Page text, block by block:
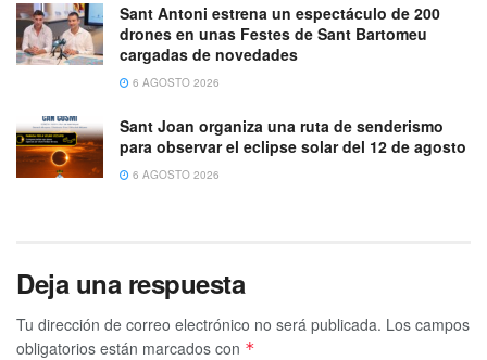
Sant Antoni estrena un espectáculo de 200
drones en unas Festes de Sant Bartomeu
cargadas de novedades
6 AGOSTO 2026
Sant Joan organiza una ruta de senderismo
para observar el eclipse solar del 12 de agosto
6 AGOSTO 2026
Deja una respuesta
Tu dirección de correo electrónico no será publicada. Los campos
obligatorios están marcados con *